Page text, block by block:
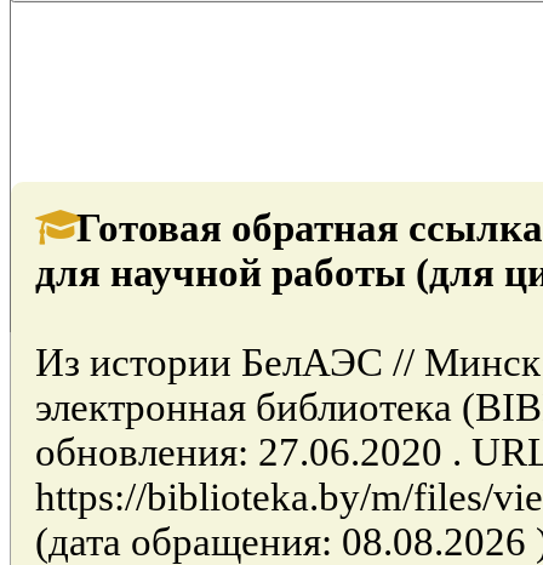
Готовая обратная
для научной работы (для
Из истории БелАЭС //
электронная библиотека
обновления: 27.06.2020 .
https://biblioteka.by/m/files/
(дата обращения: 08.08.2026